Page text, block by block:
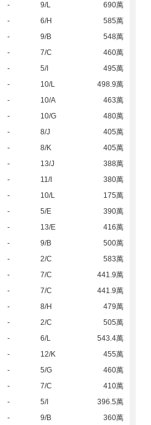
- 9/L
690萬
- 6/H
585萬
- 9/B
548萬
- 7/C
460萬
- 5/I
495萬
- 10/L
498.9萬
- 10/A
463萬
- 10/G
480萬
- 8/J
405萬
- 8/K
405萬
- 13/J
388萬
- 11/I
380萬
- 10/L
175萬
- 5/E
390萬
- 13/E
416萬
- 9/B
500萬
- 2/C
583萬
- 7/C
441.9萬
- 7/C
441.9萬
- 8/H
479萬
- 2/C
505萬
- 6/L
543.4萬
- 12/K
455萬
- 5/G
460萬
- 7/C
410萬
- 5/I
396.5萬
- 9/B
360萬